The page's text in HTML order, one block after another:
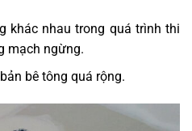
khác nhau trong quá trình thi
mạch ngừng.
bê tông quá rộng.